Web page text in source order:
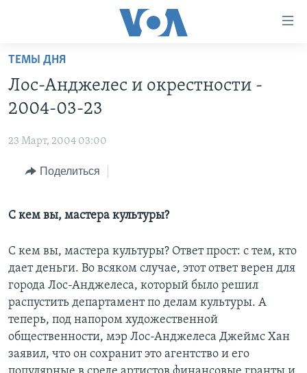
Перейти
основной
контент
навигации
ПРОГРАММЫ
НОВОСТИ ЗА МИНУТУ
ИТОГИ
ДИСКУССИЯ VOA
ДЕТАЛИ
НЬЮ-ЙОРК NEW YORK
АМЕРИКА. БОЛЬШОЕ ПУТЕШЕСТВИЕ
УЧИМ АНГЛИЙСКИЙ
НАША АМЕРИКАНСКАЯ ИСТОРИЯ
АРТЕФАКТЫ
АМЕРИКАНСКИЕ ГОРОДКИ
ТЕСТЫ
ЭКСПЕРТИЗА
ИНТЕРВЬЮ
ЗА СВОБОДУ ПРЕССЫ
УЧИМ АНГЛИЙСКИЙ
ВИДЕО
ПОДПИСКА НА НОВОСТИ
Learning English
СОЦИАЛЬНЫЕ СЕТИ
ТЕМЫ ДНЯ
Лос-Анджелес и окрестности -
2004-03-23
23 Март, 2004 03:00
Поделиться
С кем вы, мастера культуры?
С кем вы, мастера культуры? Ответ прост: с тем, кто
дает деньги. Во всяком случае, этот ответ верен для
города Лос-Анджелеса, который было решил
распустить департамент по делам культуры. А
теперь, под напором художественной
общественности, мэр Лос-Анджелеса Джеймс Хан
заявил, что он сохранит это агентство и его